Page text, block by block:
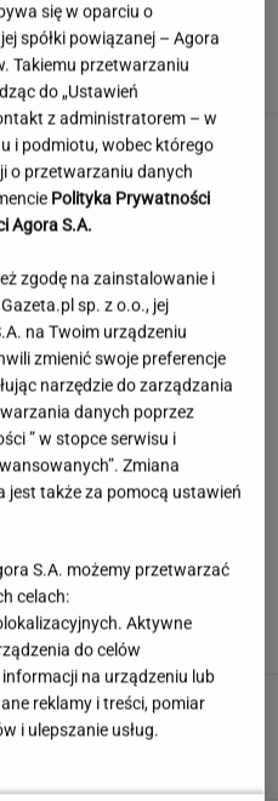
do domów. Chcą paragonów
i Holmes zagrała w teatrze.
na jej występ
niewielkim stawie. Taki okaz
rzadko
się w oparciu o
spółki powiązanej – Agora
Takiemu przetwarzaniu
do „Ustawień
z administratorem – w
i podmiotu, wobec którego
o przetwarzaniu danych
Polityka Prywatności
Agora S.A.
zgodę na zainstalowanie i
sp. z o.o., jej
na Twoim urządzeniu
zmienić swoje preferencje
narzędzie do zarządzania
danych poprzez
” w stopce serwisu i
Zmiana
jest także za pomocą ustawień
S.A. możemy przetwarzać
celach:
Aktywne
do celów
na urządzeniu lub
reklamy i treści, pomiar
i ulepszanie usług.